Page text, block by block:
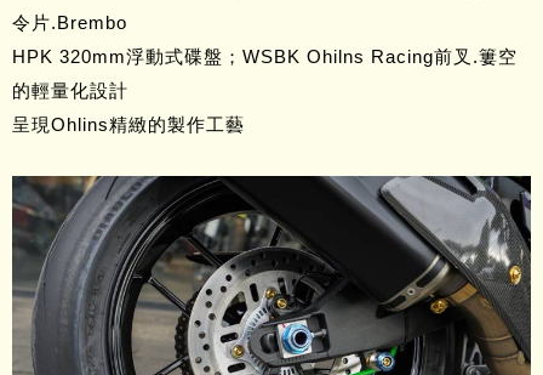
令片.Brembo
HPK 320mm浮動式碟盤；WSBK Ohilns Racing前叉.簍空
的輕量化設計
呈現Ohlins精緻的製作工藝